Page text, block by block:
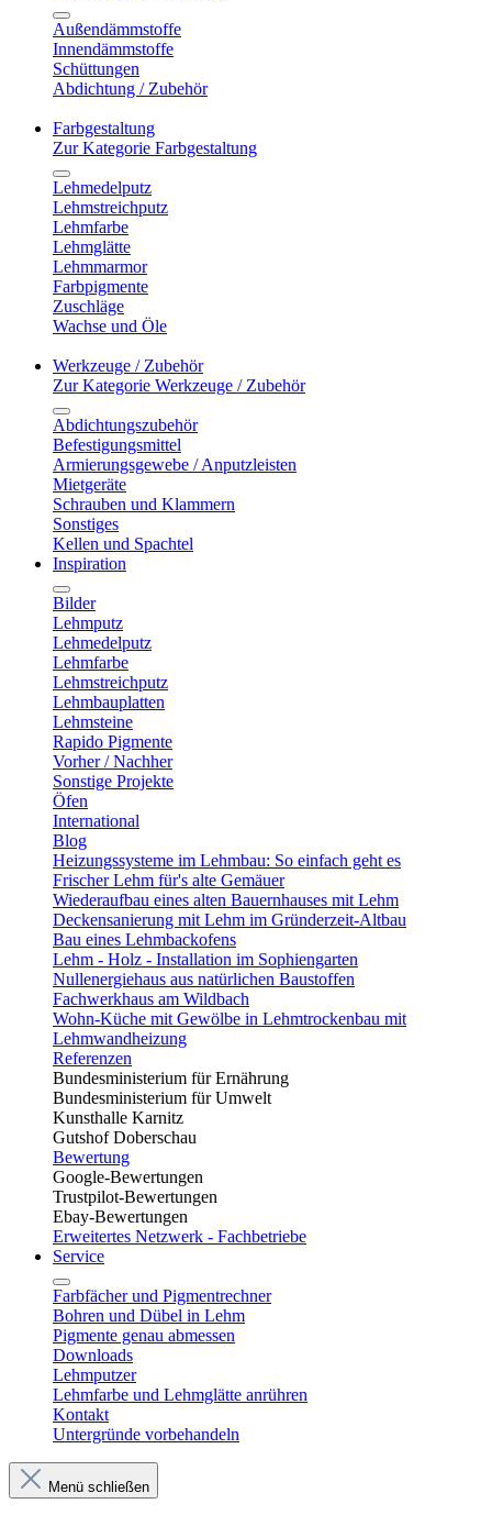
Außendämmstoffe
Innendämmstoffe
Schüttungen
Abdichtung / Zubehör
Farbgestaltung
Zur Kategorie Farbgestaltung
Lehmedelputz
Lehmstreichputz
Lehmfarbe
Lehmglätte
Lehmmarmor
Farbpigmente
Zuschläge
Wachse und Öle
Werkzeuge / Zubehör
Zur Kategorie Werkzeuge / Zubehör
Abdichtungszubehör
Befestigungsmittel
Armierungsgewebe / Anputzleisten
Mietgeräte
Schrauben und Klammern
Sonstiges
Kellen und Spachtel
Inspiration
Bilder
Lehmputz
Lehmedelputz
Lehmfarbe
Lehmstreichputz
Lehmbauplatten
Lehmsteine
Rapido Pigmente
Vorher / Nachher
Sonstige Projekte
Öfen
International
Blog
Heizungssysteme im Lehmbau: So einfach geht es
Frischer Lehm für's alte Gemäuer
Wiederaufbau eines alten Bauernhauses mit Lehm
Deckensanierung mit Lehm im Gründerzeit-Altbau
Bau eines Lehmbackofens
Lehm - Holz - Installation im Sophiengarten
Nullenergiehaus aus natürlichen Baustoffen
Fachwerkhaus am Wildbach
Wohn-Küche mit Gewölbe in Lehmtrockenbau mit
Lehmwandheizung
Referenzen
Bundesministerium für Ernährung
Bundesministerium für Umwelt
Kunsthalle Karnitz
Gutshof Doberschau
Bewertung
Google-Bewertungen
Trustpilot-Bewertungen
Ebay-Bewertungen
Erweitertes Netzwerk - Fachbetriebe
Service
Farbfächer und Pigmentrechner
Bohren und Dübel in Lehm​
Pigmente genau abmessen
Downloads
Lehmputzer
Lehmfarbe und Lehmglätte anrühren
Kontakt
Untergründe vorbehandeln
Menü schließen